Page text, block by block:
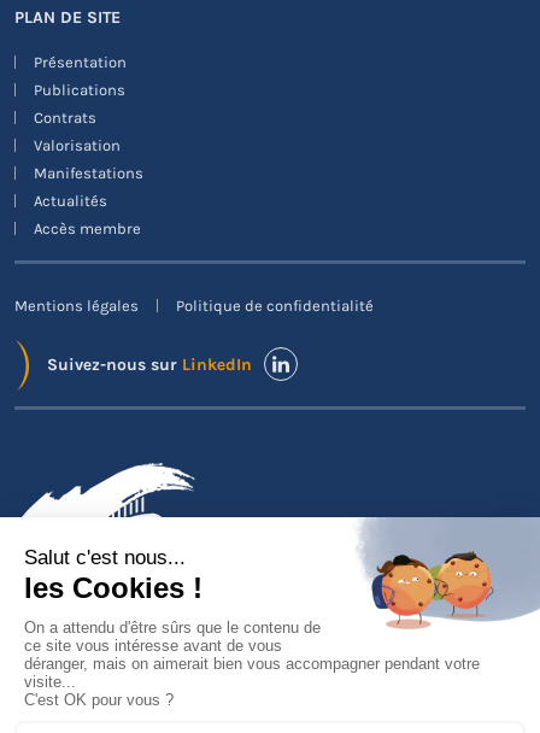
PLAN DE SITE
Présentation
Publications
Contrats
Valorisation
Manifestations
Actualités
Accès membre
Mentions légales Politique de confidentialité
Suivez-nous sur LinkedIn